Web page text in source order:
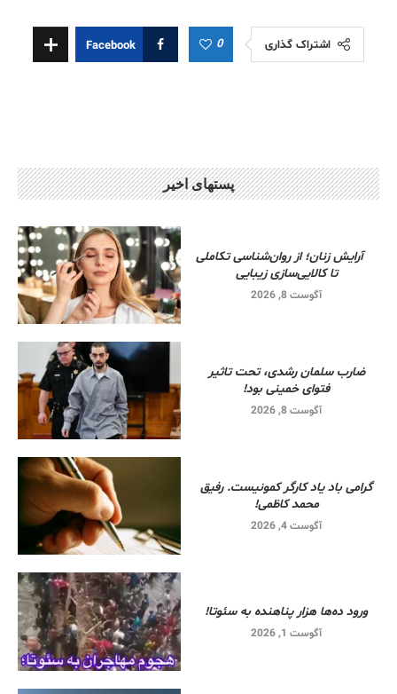
اشتراک گذاری 0
Facebook
پستهای اخیر
آرایش زنان؛ از روان‌شناسی تکاملی
تا کالایی‌سازی زیبایی
آگوست 8, 2026
ضارب سلمان رشدی، تحت تاثیر
فتوای خمینی بود!
آگوست 8, 2026
گرامی باد یاد کارگر کمونیست. رفیق
محمد کاظمی!
آگوست 4, 2026
ورود ده‌ها هزار پناهنده به سئوتا!
آگوست 1, 2026